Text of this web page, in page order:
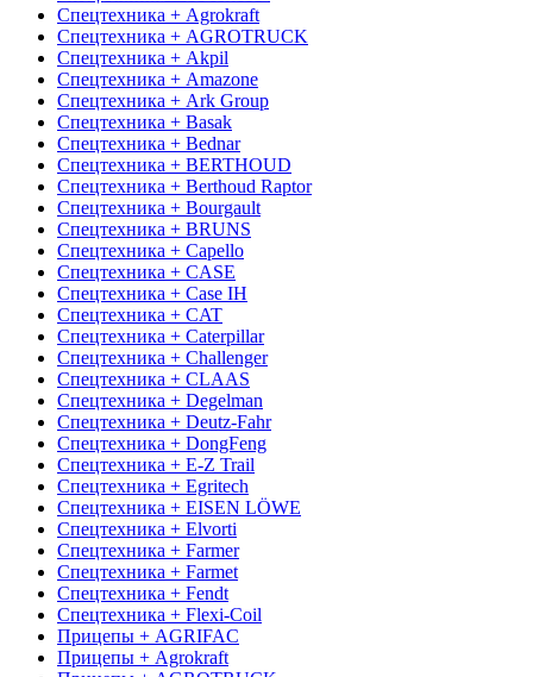
Спецтехника + Agrokraft
Спецтехника + AGROTRUCK
Спецтехника + Akpil
Спецтехника + Amazone
Спецтехника + Ark Group
Спецтехника + Basak
Спецтехника + Bednar
Спецтехника + BERTHOUD
Спецтехника + Berthoud Raptor
Спецтехника + Bourgault
Спецтехника + BRUNS
Спецтехника + Capello
Спецтехника + CASE
Спецтехника + Case IH
Спецтехника + CAT
Спецтехника + Caterpillar
Спецтехника + Challenger
Спецтехника + CLAAS
Спецтехника + Degelman
Спецтехника + Deutz-Fahr
Спецтехника + DongFeng
Спецтехника + E-Z Trail
Спецтехника + Egritech
Спецтехника + EISEN LÖWE
Спецтехника + Elvorti
Спецтехника + Farmer
Спецтехника + Farmet
Спецтехника + Fendt
Спецтехника + Flexi-Coil
Прицепы + AGRIFAC
Прицепы + Agrokraft